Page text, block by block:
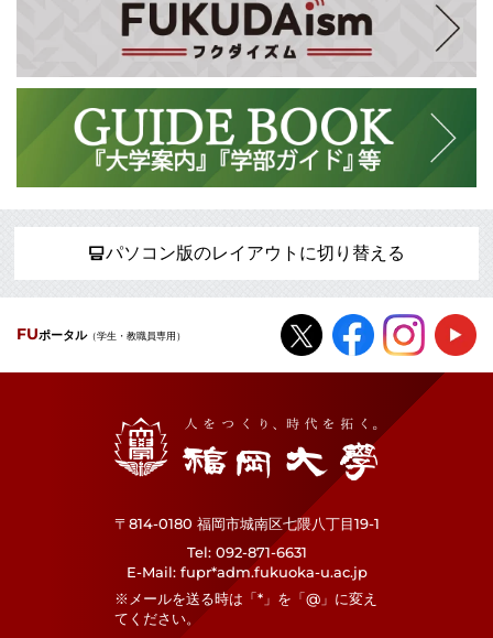
パソコン版のレイアウトに切り替える
FUポータル（学生・教職員専用）
〒814-0180 福岡市城南区七隈八丁目19-1
Tel 092-871-6631
E-Mail fupr*adm.fukuoka-u.ac.jp
※メールを送る時は「*」を「@」に変え
てください。